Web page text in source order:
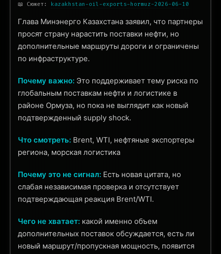
📖 Сюжет: kazakhstan-oil-exports-hormuz-2026-06-10
Глава Минэнерго Казахстана заявил, что партнеры
просят страну нарастить поставки нефти, но
дополнительные маршруты дороги и ограничены
по инфраструктуре.
Почему важно: Это поддерживает тему риска по
глобальным поставкам нефти и логистике в
районе Ормуза, но пока не выглядит как новый
подтвержденный supply shock.
Что смотреть: Brent, WTI, нефтяные экспортеры
региона, морская логистика
Почему это не сигнал: Есть новая цитата, но
слабая независимая проверка и отсутствует
подтверждающая реакция Brent/WTI.
Чего не хватает: какой именно объем
дополнительных поставок обсуждается, есть ли
новый маршрут/пропускная мощность, появится